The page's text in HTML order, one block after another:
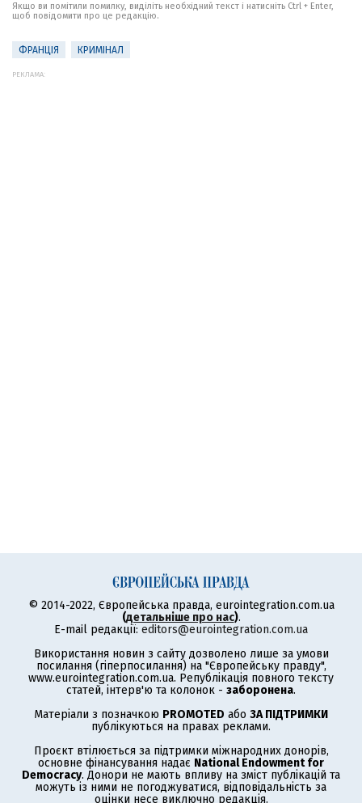
Якщо ви помітили помилку, виділіть необхідний текст і натисніть Ctrl + Enter,
щоб повідомити про це редакцію.
ФРАНЦІЯ КРИМІНАЛ
РЕКЛАМА:
© 2014-2022, Європейська правда, eurointegration.com.ua
(детальніше про нас).
E-mail редакції: editors@eurointegration.com.ua
Використання новин з сайту дозволено лише за умови
посилання (гіперпосилання) на "Європейську правду",
www.eurointegration.com.ua. Републікація повного тексту
статей, інтерв'ю та колонок - заборонена.
Матеріали з позначкою PROMOTED або ЗА ПІДТРИМКИ
публікуються на правах реклами.
Проєкт втілюється за підтримки міжнародних донорів,
основне фінансування надає National Endowment for
Democracy. Донори не мають впливу на зміст публікацій та
можуть із ними не погоджуватися, відповідальність за
оцінки несе виключно редакція.